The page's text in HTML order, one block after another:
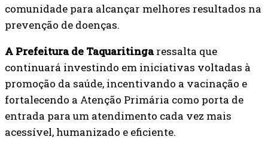
comunidade para alcançar melhores resultados na
prevenção de doenças.
A Prefeitura de Taquaritingaressalta que
continuará investindo em iniciativas voltadas à
promoção da saúde, incentivando a vacinação e
fortalecendo a Atenção Primária como porta de
entrada para um atendimento cada vez mais
acessível, humanizado e eficiente.